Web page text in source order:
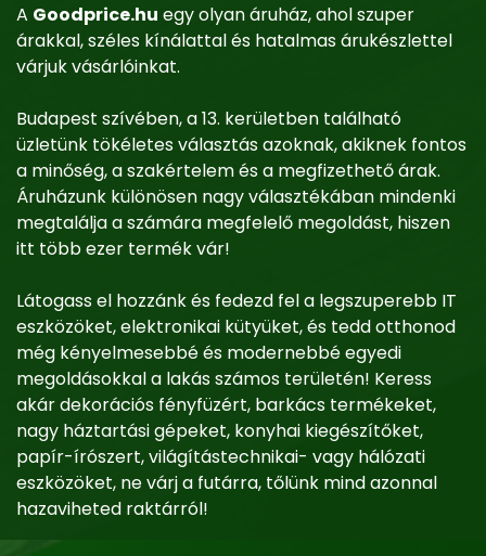
A Goodprice.hu egy olyan áruház, ahol szuper
árakkal, széles kínálattal és hatalmas árukészlettel
várjuk vásárlóinkat.
Budapest szívében, a 13. kerületben található
üzletünk tökéletes választás azoknak, akiknek fontos
a minőség, a szakértelem és a megfizethető árak.
Áruházunk különösen nagy választékában mindenki
megtalálja a számára megfelelő megoldást, hiszen
itt több ezer termék vár!
Látogass el hozzánk és fedezd fel a legszuperebb IT
eszközöket, elektronikai kütyüket, és tedd otthonod
még kényelmesebbé és modernebbé egyedi
megoldásokkal a lakás számos területén! Keress
akár dekorációs fényfüzért, barkács termékeket,
nagy háztartási gépeket, konyhai kiegészítőket,
papír-írószert, világítástechnikai- vagy hálózati
eszközöket, ne várj a futárra, tőlünk mind azonnal
hazaviheted raktárról!